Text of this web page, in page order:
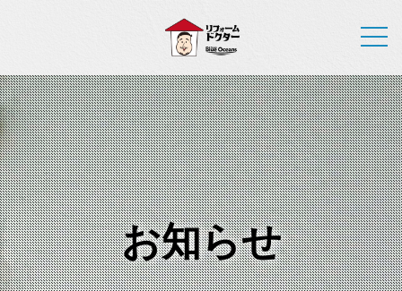
お知らせ